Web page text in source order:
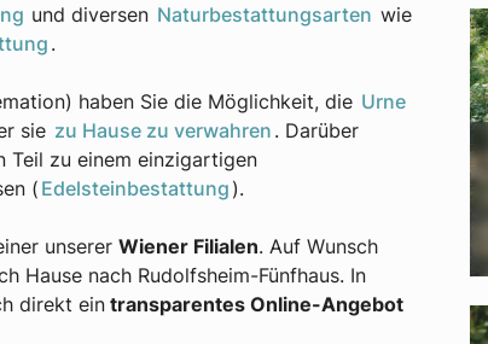
und diversen Naturbestattungsarten wie
.
haben Sie die Möglichkeit, die Urne
sie zu Hause zu verwahren . Darüber
Teil zu einem einzigartigen
( Edelsteinbestattung ).
unserer Wiener Filialen. Auf Wunsch
Hause nach Rudolfsheim-Fünfhaus. In
direkt ein transparentes Online-Angebot